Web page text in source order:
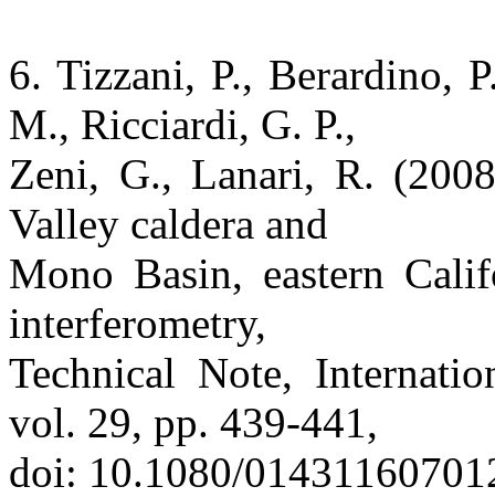
6. Tizzani, P., Berardino,
M., Ricciardi, G. P.,
Zeni, G., Lanari, R.
Valley caldera and
Mono Basin, eastern
interferometry,
Technical Note,
vol. 29, pp. 439-441,
doi: 10.1080/